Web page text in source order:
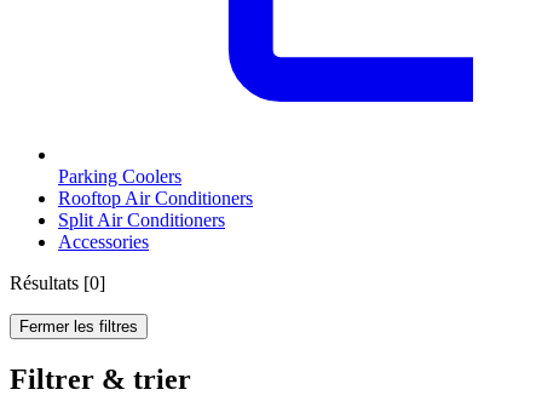
Parking Coolers
Rooftop Air Conditioners
Split Air Conditioners
Accessories
Résultats [0]
Fermer les filtres
Filtrer & trier